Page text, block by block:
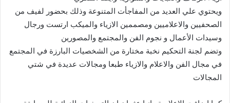
ويحتوي علي العديد من المفاجأت المتنوعة وذلك بحضور لفيف من
الصحفيين والاعلاميين ومصممين الازياء والميكب ارتست ورجال
وسيدات الأعمال و نجوم الفن والمجتمع والمصورين
وتضم لجنة التحكيم نخبة مختارة من الشخصيات البارزة في المجتمع
في مجال الفن والاعلام والازياء طبعا ومجالات عديدة في شتي
المجالات